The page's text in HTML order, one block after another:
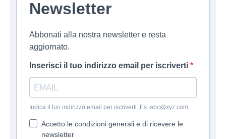
Newsletter
Abbonati alla nostra newsletter e resta
aggiornato.
Inserisci il tuo indirizzo email per iscriverti
Indica il tuo indirizzo email per iscriverti. Es. abc@xyz.com
Accetto le condizioni generali e di ricevere le
newsletter